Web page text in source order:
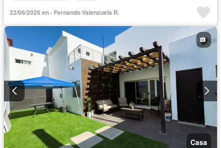
22/06/2026 en - Fernando Valenzuela R.
Casa